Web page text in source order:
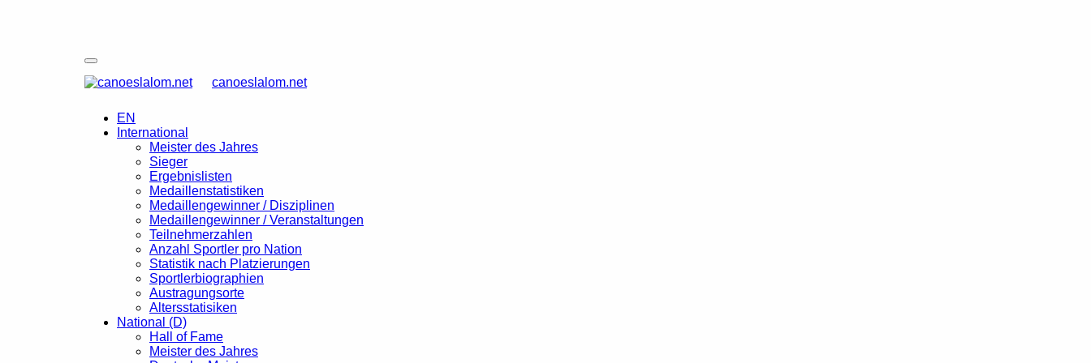
canoeslalom.net
EN
International
Meister des Jahres
Sieger
Ergebnislisten
Medaillenstatistiken
Medaillengewinner / Disziplinen
Medaillengewinner / Veranstaltungen
Teilnehmerzahlen
Anzahl Sportler pro Nation
Statistik nach Platzierungen
Sportlerbiographien
Austragungsorte
Altersstatisiken
National (D)
Hall of Fame
Meister des Jahres